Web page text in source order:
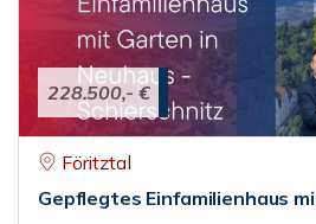
228.500,- €
Föritztal
Gepflegtes Einfamilienhaus